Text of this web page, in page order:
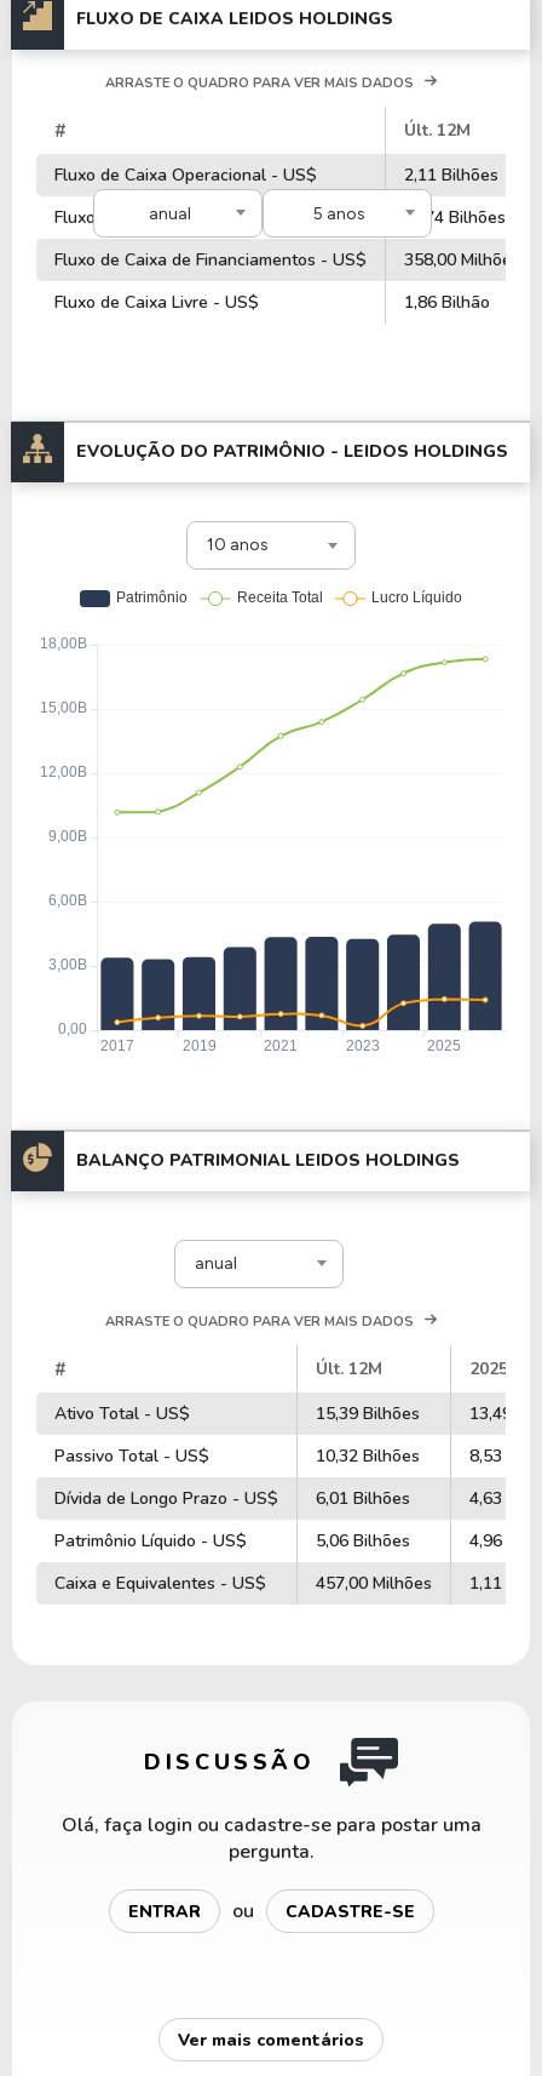
FLUXO DE CAIXA LEIDOS HOLDINGS
anual 5 anos
ARRASTE O QUADRO PARA VER MAIS DADOS
#
Últ. 12M
Fluxo de Caixa Operacional - US$
2,11 Bilhões
Fluxo de Caixa de Investimentos - US$
-2,74 Bilhões
Fluxo de Caixa de Financiamentos - US$
358,00 Milhões
Fluxo de Caixa Livre - US$
1,86 Bilhão
EVOLUÇÃO DO PATRIMÔNIO - LEIDOS HOLDINGS
10 anos
BALANÇO PATRIMONIAL LEIDOS HOLDINGS
anual
ARRASTE O QUADRO PARA VER MAIS DADOS
# Últ. 12M
2025
Ativo Total - US$
15,39 Bilhões
13,49
Passivo Total - US$
10,32 Bilhões
8,53
Dívida de Longo Prazo - US$
6,01 Bilhões
4,63
Patrimônio Líquido - US$
5,06 Bilhões
4,96
Caixa e Equivalentes - US$
457,00 Milhões 1,11
DISCUSSÃO
Olá, faça login ou cadastre-se para postar uma
pergunta.
ENTRAR ou CADASTRE-SE
Ver mais comentários